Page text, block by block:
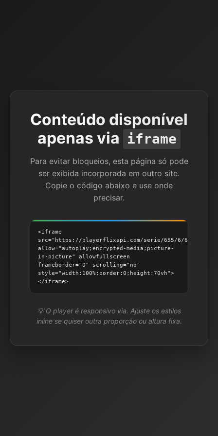
Conteúdo disponível
apenas via iframe
Para evitar bloqueios, esta página só pode
ser exibida incorporada em outro site.
Copie o código abaixo e use onde
precisar.
<iframe
src="https://playerflixapi.com/serie/655/6/6/"
allow="autoplay;encrypted-media;picture-
in-picture" allowfullscreen
frameborder="0" scrolling="no"
style="width:100%;border:0;height:70vh">
</iframe>
💡 O player é responsivo via. Ajuste os estilos
inline se quiser outra proporção ou altura fixa.